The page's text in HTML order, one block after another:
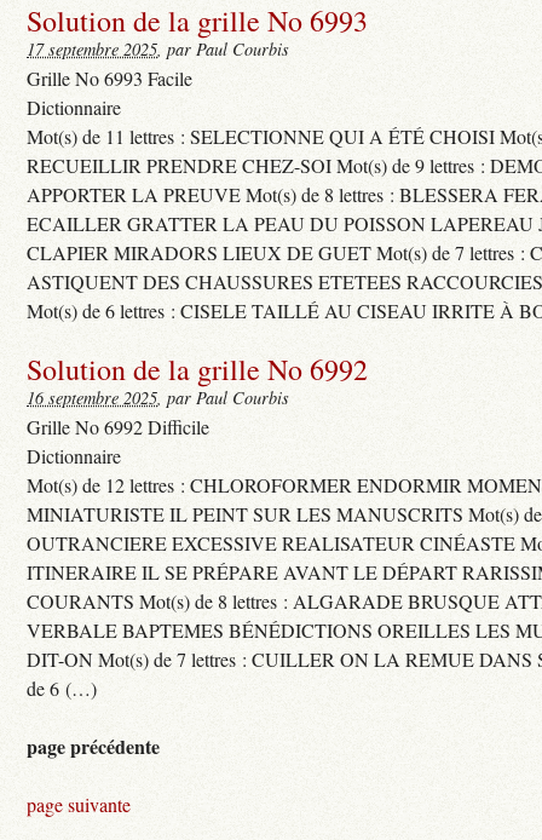
Solution de la grille No 6993
17 septembre 2025, par Paul Courbis
Grille No 6993 Facile
Dictionnaire
Mot(s) de 11 lettres : SELECTIONNE QUI A ÉTÉ CHOISI
RECUEILLIR PRENDRE CHEZ-SOI Mot(s) de 9 lettres :
APPORTER LA PREUVE Mot(s) de 8 lettres : BLESSERA
ECAILLER GRATTER LA PEAU DU POISSON LAPEREAU
CLAPIER MIRADORS LIEUX DE GUET Mot(s) de 7 lettres :
ASTIQUENT DES CHAUSSURES ETETEES
Mot(s) de 6 lettres : CISELE TAILLÉ AU CISEAU IRRITE À
Solution de la grille No 6992
16 septembre 2025, par Paul Courbis
Grille No 6992 Difficile
Dictionnaire
Mot(s) de 12 lettres : CHLOROFORMER ENDORMIR
MINIATURISTE IL PEINT SUR LES MANUSCRITS Mot(s) de
OUTRANCIERE EXCESSIVE REALISATEUR CINÉASTE
ITINERAIRE IL SE PRÉPARE AVANT LE DÉPART
COURANTS Mot(s) de 8 lettres : ALGARADE BRUSQUE
VERBALE BAPTEMES BÉNÉDICTIONS OREILLES LES
DIT-ON Mot(s) de 7 lettres : CUILLER ON LA REMUE DANS
de 6 (…)
page précédente
page suivante